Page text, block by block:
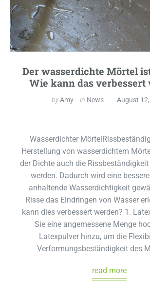
Der wasserdichte Mörtel
Wie kann das verbessert
byAmy in News August
Wasserdichter
Herstellung von wasserdichtem
der Dichte auch die
werden. Dadurch wird eine
anhaltende Wasserdichtigkeit
Risse das Eindringen von Wasser
kann dies verbessert werden? 1.
Sie eine angemessene Menge
Latexpulver hinzu, um die
Verformungsbeständigkeit des
read more